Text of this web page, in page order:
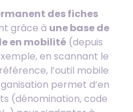
des fiches
grâce à une base de
en mobilité (depuis
en scannant le
l’outil mobile
permet d’en
(dénomination, code